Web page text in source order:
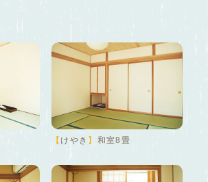
【 けやき 】 和室8畳